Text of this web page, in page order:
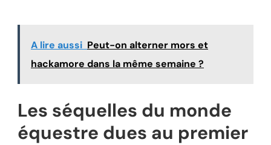
A lire aussi Peut-on alterner mors et
hackamore dans la même semaine ?
Les séquelles du monde
équestre dues au premier